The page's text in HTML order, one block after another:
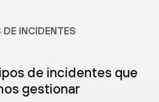
DE INCIDENTES
de incidentes que
gestionar